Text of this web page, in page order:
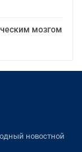
мозгом
новостной